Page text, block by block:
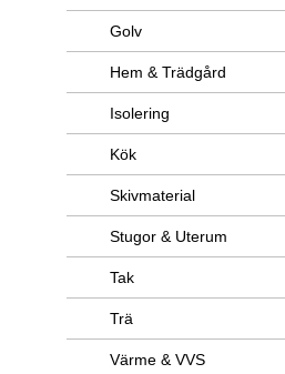
Golv
Hem & Trädgård
Isolering
Kök
Skivmaterial
Stugor & Uterum
Tak
Trä
Värme & VVS